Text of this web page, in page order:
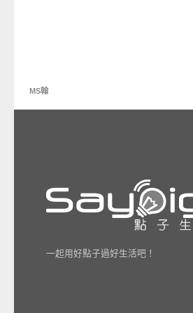
MS翰
一起用好點子過好生活吧！